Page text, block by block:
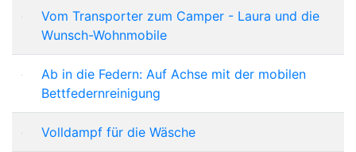
Vom Transporter zum Camper - Laura und die
Wunsch-Wohnmobile
Ab in die Federn: Auf Achse mit der mobilen
Bettfedernreinigung
Volldampf für die Wäsche